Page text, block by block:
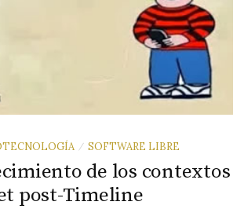
/ SOFTWARE LIBRE
de los contextos
post-Timeline